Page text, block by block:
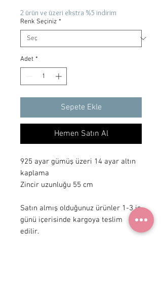
2 ürün ve üzeri ekstra %5 indirim
Renk Seçiniz *
Adet *
Sepete Ekle
Hemen Satın Al
925 ayar gümüş üzeri 14 ayar altın
kaplama
Zincir uzunluğu 55 cm
Satın almış olduğunuz ürünler 1-3 iş
günü içerisinde kargoya teslim
edilir.